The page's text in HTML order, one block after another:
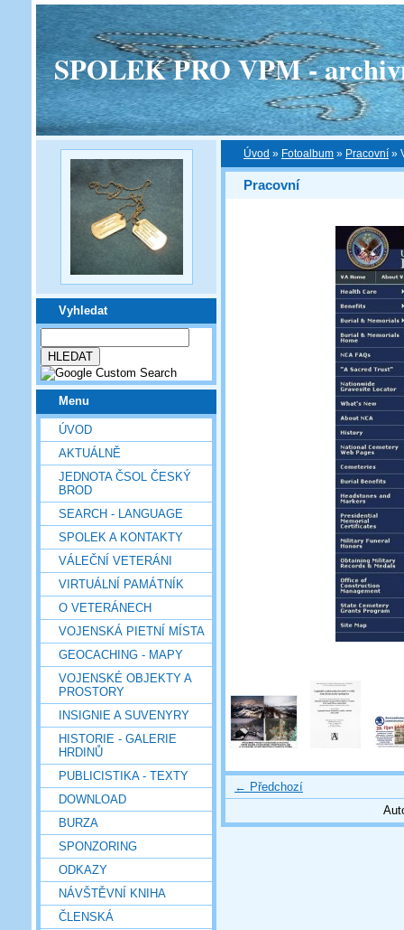
SPOLEK PRO VPM -
Vyhledat
Menu
ÚVOD
AKTUÁLNĚ
JEDNOTA ČSOL ČESKÝ
BROD
SEARCH - LANGUAGE
SPOLEK A KONTAKTY
VÁLEČNÍ VETERÁNI
VIRTUÁLNÍ PAMÁTNÍK
O VETERÁNECH
VOJENSKÁ PIETNÍ MÍSTA
GEOCACHING - MAPY
VOJENSKÉ OBJEKTY A
PROSTORY
INSIGNIE A SUVENYRY
HISTORIE - GALERIE
HRDINŮ
PUBLICISTIKA - TEXTY
DOWNLOAD
BURZA
SPONZORING
ODKAZY
NÁVŠTĚVNÍ KNIHA
ČLENSKÁ
Úvod » Fotoalbum » Pracovní »
Pracovní
← Předchozí